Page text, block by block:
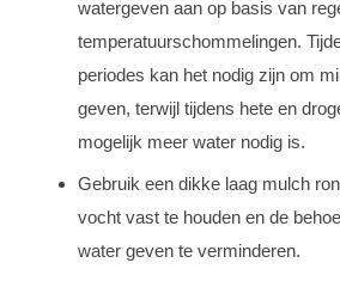
watergeven aan op basis van
temperatuurschommelingen.
periodes kan het nodig zijn om
geven, terwijl tijdens hete en
mogelijk meer water nodig is.
Gebruik een dikke laag mulch
vocht vast te houden en de
water geven te verminderen.